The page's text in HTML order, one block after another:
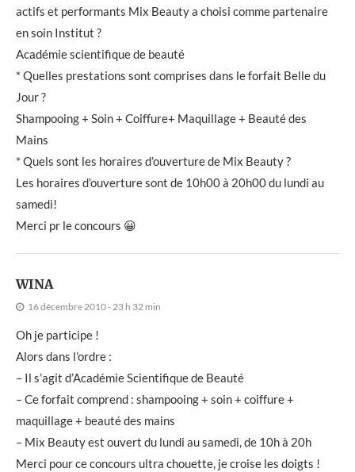
actifs et performants Mix Beauty a choisi comme partenaire
en soin Institut ?
Académie scientifique de beauté
* Quelles prestations sont comprises dans le forfait Belle du
Jour ?
Shampooing + Soin + Coiffure+ Maquillage + Beauté des
Mains
* Quels sont les horaires d’ouverture de Mix Beauty ?
Les horaires d’ouverture sont de 10h00 à 20h00 du lundi au
samedi!
Merci pr le concours 😀
WINA
16 décembre 2010 - 23 h 32 min
Oh je participe !
Alors dans l’ordre :
– Il s’agit d’Académie Scientifique de Beauté
– Ce forfait comprend : shampooing + soin + coiffure +
maquillage + beauté des mains
– Mix Beauty est ouvert du lundi au samedi, de 10h à 20h
Merci pour ce concours ultra chouette, je croise les doigts !